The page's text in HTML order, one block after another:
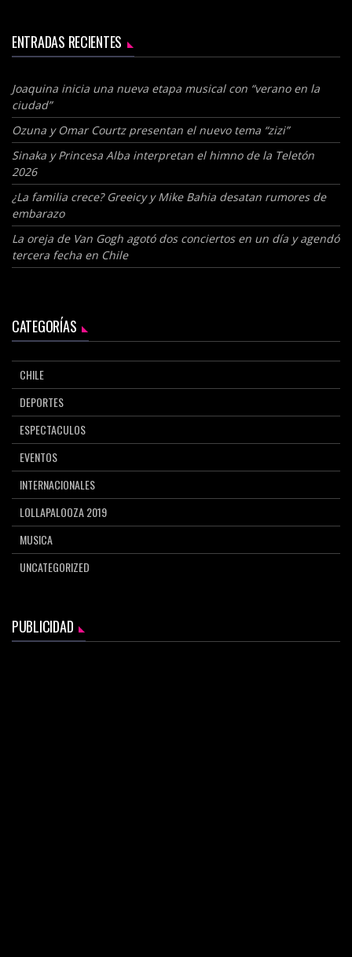
ENTRADAS RECIENTES
Joaquina inicia una nueva etapa musical con “verano en la
ciudad”
Ozuna y Omar Courtz presentan el nuevo tema “zizi”
Sinaka y Princesa Alba interpretan el himno de la Teletón
2026
¿La familia crece? Greeicy y Mike Bahia desatan rumores de
embarazo
La oreja de Van Gogh agotó dos conciertos en un día y agendó
tercera fecha en Chile
CATEGORÍAS
CHILE
DEPORTES
ESPECTACULOS
EVENTOS
INTERNACIONALES
LOLLAPALOOZA 2019
MUSICA
UNCATEGORIZED
PUBLICIDAD